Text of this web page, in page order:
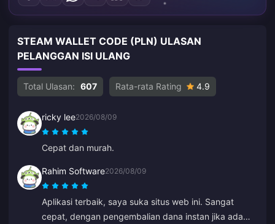
STEAM WALLET CODE (PLN) ULASAN
PELANGGAN ISI ULANG
Total Ulasan: 607 Rata-rata Rating 4.9
ricky lee2026/08/09
Cepat dan murah.
Rahim Software2026/08/09
Aplikasi terbaik, saya suka situs web ini. Sangat
cepat, dengan pengembalian dana instan jika ada